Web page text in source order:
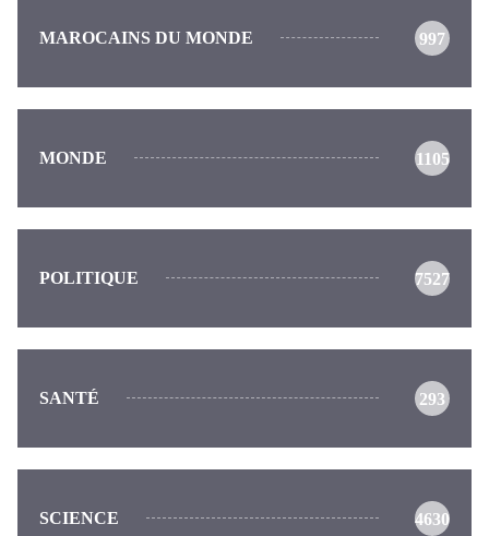
MAROCAINS DU MONDE 997
MONDE 1105
POLITIQUE 7527
SANTÉ 293
SCIENCE 4630